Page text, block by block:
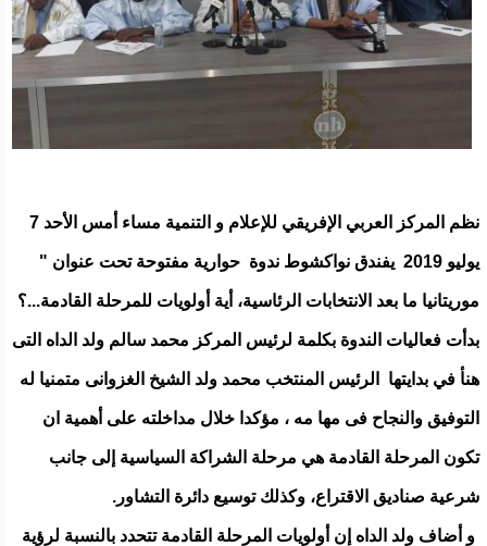
نظم المركز العربي الإفريقي للإعلام و التنمية مساء أمس الأحد 7
يوليو 2019 يفندق نواكشوط ندوة حوارية مفتوحة تحت عنوان "
موريتانيا ما بعد الانتخابات الرئاسية، أية أولويات للمرحلة القادمة...؟
بدأت فعاليات الندوة بكلمة لرئيس المركز محمد سالم ولد الداه التى
هنأ في بدايتها الرئيس المنتخب محمد ولد الشيخ الغزوانى متمنيا له
التوفيق والنجاح فى مها مه ، مؤكدا خلال مداخلته على أهمية ان
تكون المرحلة القادمة هي مرحلة الشراكة السياسية إلى جانب
شرعية صناديق الاقتراع، وكذلك توسيع دائرة التشاور.
و أضاف ولد الداه إن أولويات المرحلة القادمة تتحدد بالنسبة لرؤية